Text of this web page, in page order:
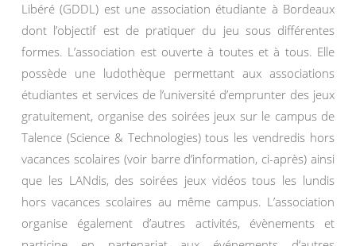
Libéré (GDDL) est une association étudiante à Bordeaux
dont l’objectif est de pratiquer du jeu sous différentes
formes. L’association est ouverte à toutes et à tous. Elle
possède une ludothèque permettant aux associations
étudiantes et services de l’université d’emprunter des jeux
gratuitement, organise des soirées jeux sur le campus de
Talence (Science & Technologies) tous les vendredis hors
vacances scolaires (voir barre d’information, ci-après) ainsi
que les LANdis, des soirées jeux vidéos tous les lundis
hors vacances scolaires au même campus. L’association
organise également d’autres activités, évènements et